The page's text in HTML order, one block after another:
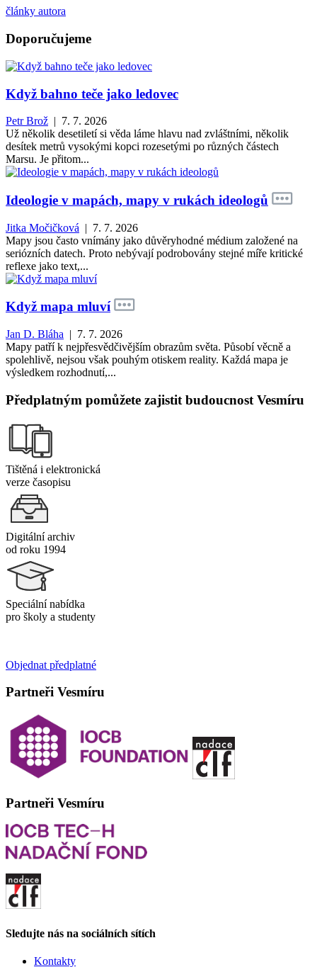
články autora
Doporučujeme
Když bahno teče jako ledovec
Petr Brož | 7. 7. 2026
Už několik desetiletí si věda láme hlavu nad zvláštními, několik
desítek metrů vysokými kopci rozesetými po různých částech
Marsu. Je přitom...
Ideologie v mapách, mapy v rukách ideologů
Jitka Močičková | 7. 7. 2026
Mapy jsou často vnímány jako důvěryhodné médium založené na
seriózních datech. Proto nebývají podrobovány stejné míře kritické
reflexe jako text,...
Když mapa mluví
Jan D. Bláha | 7. 7. 2026
Mapy patří k nejpřesvědčivějším obrazům světa. Působí věcně a
spolehlivě, nejsou však pouhým otiskem reality. Každá mapa je
výsledkem rozhodnutí,...
Předplatným pomůžete zajistit budoucnost Vesmíru
Tištěná i elektronická
verze časopisu
Digitální archiv
od roku 1994
Speciální nabídka
pro školy a studenty
Objednat předplatné
Partneři Vesmíru
Partneři Vesmíru
Sledujte nás na sociálních sítích
Kontakty